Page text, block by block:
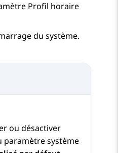
Profil horaire
du système.
ou désactiver
paramètre système